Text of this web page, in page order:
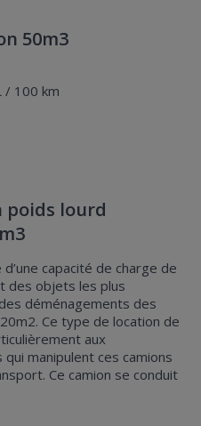
50m3
/ 100 km
poids lourd
capacité de charge de
des objets les plus
déménagements des
Ce type de location de
aux
manipulent ces camions
Ce camion se conduit